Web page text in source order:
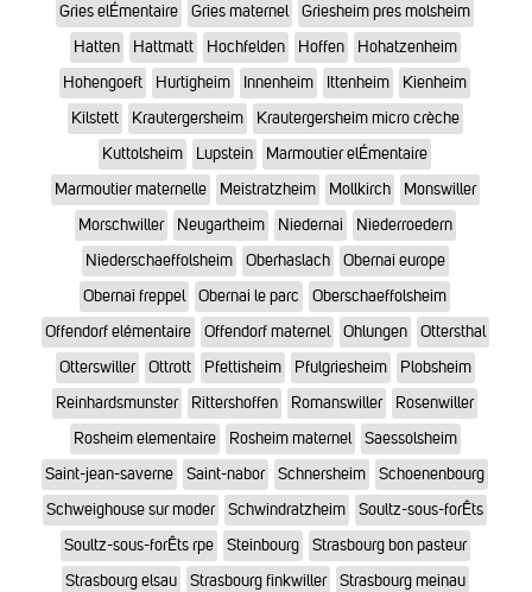
Gries elÉmentaire
Gries maternel
Griesheim pres molsheim
Hatten
Hattmatt Hochfelden Hoffen
Hohatzenheim
Hohengoeft
Hurtigheim Innenheim Ittenheim
Kienheim
Kilstett
Krautergersheim
Krautergersheim micro crèche
Kuttolsheim
Lupstein
Marmoutier elÉmentaire
Marmoutier maternelle
Meistratzheim Mollkirch
Monswiller
Morschwiller
Neugartheim Niedernai
Niederroedern
Niederschaeffolsheim
Oberhaslach
Obernai europe
Obernai freppel
Obernai le parc
Oberschaeffolsheim
Offendorf elémentaire
Offendorf maternel Ohlungen
Ottersthal
Otterswiller
Ottrott Pfettisheim Pfulgriesheim
Plobsheim
Reinhardsmunster
Rittershoffen Romanswiller
Rosenwiller
Rosheim elementaire
Rosheim maternel
Saessolsheim
Saint-jean-saverne
Saint-nabor Schnersheim
Schoenenbourg
Schweighouse sur moder
Schwindratzheim
Soultz-sous-forÊts
Soultz-sous-forÊts rpe
Steinbourg
Strasbourg bon pasteur
Strasbourg elsau
Strasbourg finkwiller Strasbourg meinau